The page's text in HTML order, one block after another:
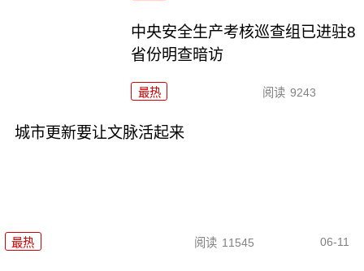
中央安全生产考核巡查组已进驻8
省份明查暗访
最热 阅读 9243
城市更新要让文脉活起来
最热 阅读 11545 06-11